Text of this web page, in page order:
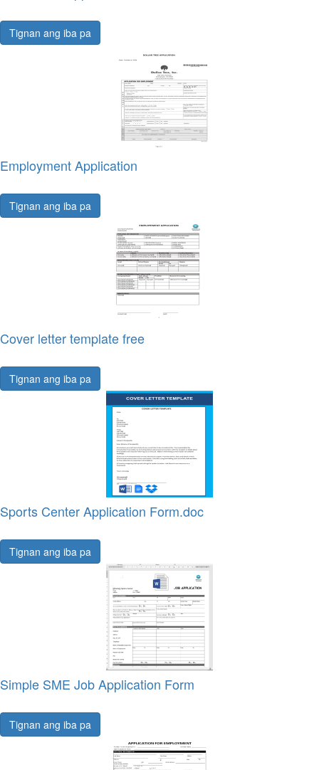
Tignan ang iba pa
Employment Application
Tignan ang iba pa
Cover letter template free
Tignan ang iba pa
Sports Center Application Form.doc
Tignan ang iba pa
Simple SME Job Application Form
Tignan ang iba pa